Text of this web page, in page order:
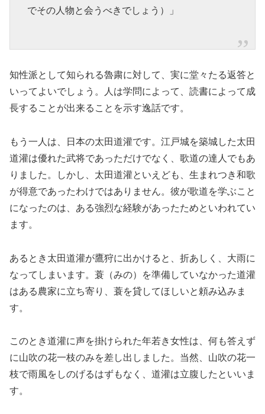
でその人物と会うべきでしょう）」
知性派として知られる魯粛に対して、実に堂々たる返答と
いってよいでしょう。人は学問によって、読書によって成
長することが出来ることを示す逸話です。
もう一人は、日本の太田道灌です。江戸城を築城した太田
道灌は優れた武将であっただけでなく、歌道の達人でもあ
りました。しかし、太田道灌といえども、生まれつき和歌
が得意であったわけではありません。彼が歌道を学ぶこと
になったのは、ある強烈な経験があったためといわれてい
ます。
あるとき太田道灌が鷹狩に出かけると、折あしく、大雨に
なってしまいます。蓑（みの）を準備していなかった道灌
はある農家に立ち寄り、蓑を貸してほしいと頼み込みま
す。
このとき道灌に声を掛けられた年若き女性は、何も答えず
に山吹の花一枝のみを差し出しました。当然、山吹の花一
枝で雨風をしのげるはずもなく、道灌は立腹したといいま
す。